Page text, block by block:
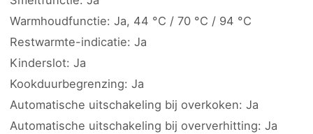
Warmhoudfunctie: Ja, 44 °C / 70 °C / 94 °C
Restwarmte-indicatie: Ja
Kinderslot: Ja
Kookduurbegrenzing: Ja
Automatische uitschakeling bij overkoken: Ja
Automatische uitschakeling bij oververhitting: Ja